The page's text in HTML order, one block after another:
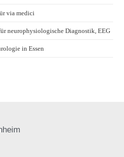
via medici
neurophysiologische Diagnostik, EEG
in Essen